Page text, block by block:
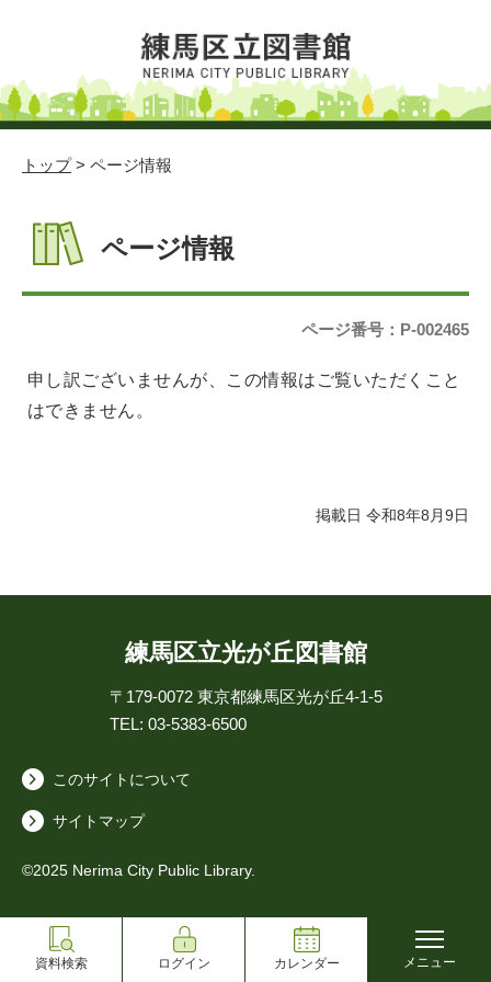
トップ> ページ情報
ページ情報
ページ番号：P-002465
申し訳ございませんが、この情報はご覧いただくこと
はできません。
掲載日 令和8年8月9日
練馬区立光が丘図書館
〒179-0072 東京都練馬区光が丘4-1-5
TEL: 03-5383-6500
このサイトについて
サイトマップ
©2025 Nerima City Public Library.
資料検索 ログイン カレンダー メニュー